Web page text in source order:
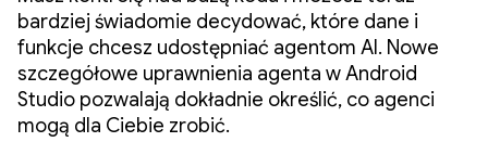
bardziej świadomie decydować, które dane i
funkcje chcesz udostępniać agentom AI. Nowe
szczegółowe uprawnienia agenta w Android
Studio pozwalają dokładnie określić, co agenci
mogą dla Ciebie zrobić.